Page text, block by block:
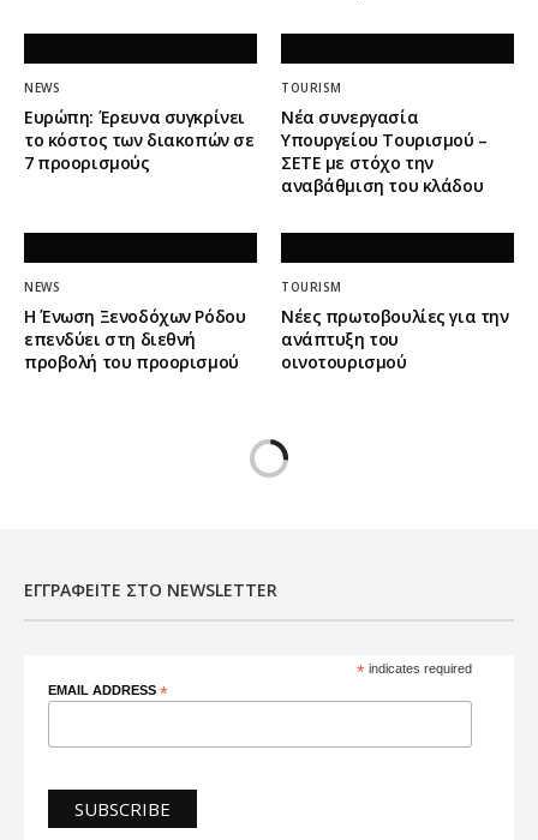
NEWS
Ευρώπη: Έρευνα συγκρίνει
το κόστος των διακοπών σε
7 προορισμούς
TOURISM
Νέα συνεργασία
Υπουργείου Τουρισμού –
ΣΕΤΕ με στόχο την
αναβάθμιση του κλάδου
NEWS
Η Ένωση Ξενοδόχων Ρόδου
επενδύει στη διεθνή
προβολή του προορισμού
TOURISM
Νέες πρωτοβουλίες για την
ανάπτυξη του
οινοτουρισμού
ΕΓΓΡΑΦΕΊΤΕ ΣΤΟ NEWSLETTER
* indicates required
EMAIL ADDRESS *